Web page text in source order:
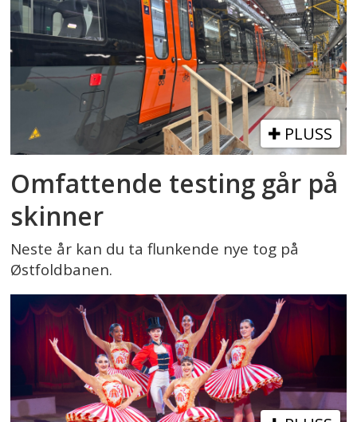
PLUSS
Omfattende testing går på
skinner
Neste år kan du ta flunkende nye tog på
Østfoldbanen.